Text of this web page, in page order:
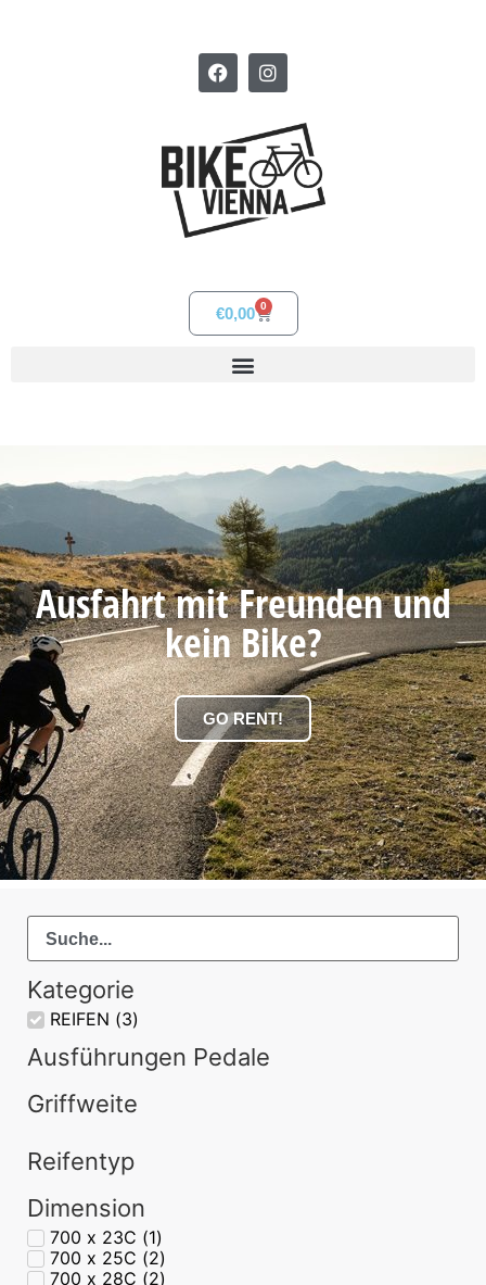
€0,00 0
Ausfahrt mit Freunden und
kein Bike?
GO RENT!
Kategorie
REIFEN (3)
Ausführungen Pedale
Griffweite
Reifentyp
Dimension
700 x 23C (1)
700 x 25C (2)
700 x 28C (2)